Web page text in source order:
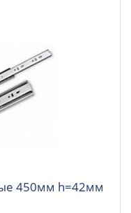
450мм h=42мм